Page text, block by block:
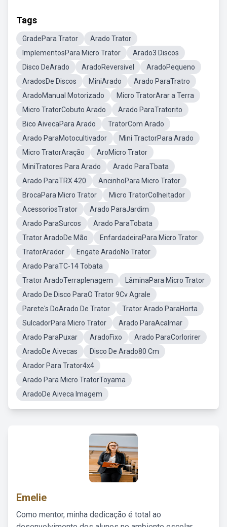
Tags
GradePara Trator
Arado Trator
ImplementosPara Micro Trator
Arado3 Discos
Disco DeArado
AradoReversivel
AradoPequeno
AradosDe Discos
MiniArado
Arado ParaTratro
AradoManual Motorizado
Micro TratorArar a Terra
Micro TratorCobuto Arado
Arado ParaTratorito
Bico AivecaPara Arado
TratorCom Arado
Arado ParaMotocultivador
Mini TractorPara Arado
Micro TratorAração
AroMicro Trator
MiniTratores Para Arado
Arado ParaTbata
Arado ParaTRX 420
AncinhoPara Micro Trator
BrocaPara Micro Trator
Micro TratorColheitador
AcessoriosTrator
Arado ParaJardim
Arado ParaSurcos
Arado ParaTobata
Trator AradoDe Mão
EnfardadeiraPara Micro Trator
TratorArador
Engate AradoNo Trator
Arado ParaTC-14 Tobata
Trator AradoTerraplenagem
LâminaPara Micro Trator
Arado De Disco ParaO Trator 9Cv Agrale
Parete's DoArado De Trator
Trator Arado ParaHorta
SulcadorPara Micro Trator
Arado ParaAcalmar
Arado ParaPuxar
AradoFixo
Arado ParaCorlorirer
AradoDe Aivecas
Disco De Arado80 Cm
Arador Para Trator4x4
Arado Para Micro TratorToyama
AradoDe Aiveca Imagem
Emelie
Como mentor, minha dedicação é total ao